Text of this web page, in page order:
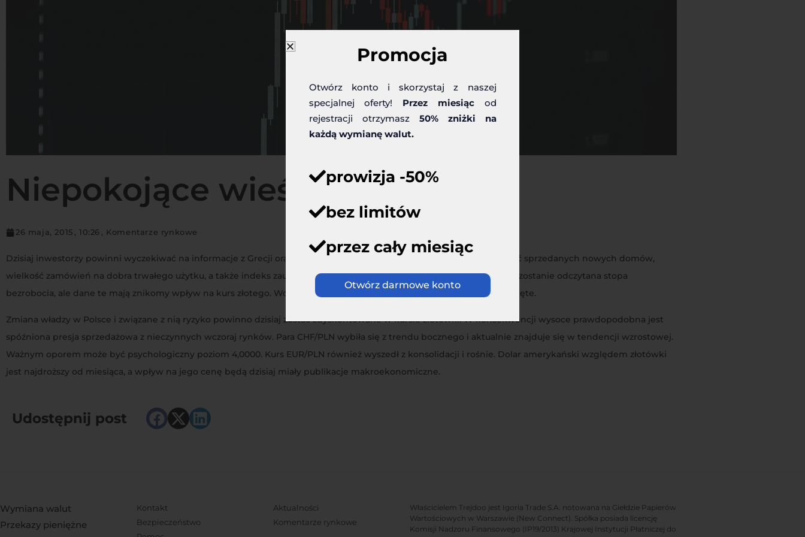
Niepokojące wieści z Grecji
26 maja, 2015 , 10:26 , Komentarze rynkowe
Dzisiaj inwestorzy powinni wyczekiwać na informacje z Grecji oraz Stanów Zjednoczonych. Przedstawione zostaną: iość sprzedanych nowych domów,
wielkość zamówień na dobra trwałego użytku, a także indeks zaufania konsumentów Conference Board. W Polsce zaś zostanie odczytana stopa
bezrobocia, ale dane te mają znikomy wpływ na kurs złotego. Wczoraj parkiety w Londynie i Nowym Jorku były zamknięte.
Zmiana władzy w Polsce i związane z nią ryzyko powinno dzisiaj zostać zdyskontowane w kursie złotówki. W konsekwencji wysoce prawdopodobna jest
spóźniona presja sprzedażowa z nieczynnych wczoraj rynków. Para CHF/PLN wybiła się z trendu bocznego i aktualnie znajduje się w tendencji wzrostowej.
Ważnym oporem może być psychologiczny poziom 4,0000. Kurs EUR/PLN również wyszedł z konsolidacji i rośnie. Dolar amerykański względem złotówki
jest najdroższy od miesiąca, a wpływ na jego cenę będą dzisiaj miały publikacje makroekonomiczne.
Udostępnij post
Wymiana walut
Przekazy pieniężne
Kontakt
Bezpieczeństwo
Aktualności
Komentarze rynkowe
Właścicielem Trejdoo jest Igoria Trade S.A. notowana na Giełdzie Papierów
Wartościowych w Warszawie (New Connect). Spółka posiada licencję
Komisji Nadzoru Finansowego (IP19/2013) Krajowej Instytucji Płatniczej do
Promocja
Otwórz konto i skorzystaj z naszej
specjalnej oferty! Przez miesiącod
rejestracji otrzymasz 50% zniżki na
każdą wymianę walut.
prowizja -50%
bez limitów
przez cały miesiąc
Otwórz darmowe konto